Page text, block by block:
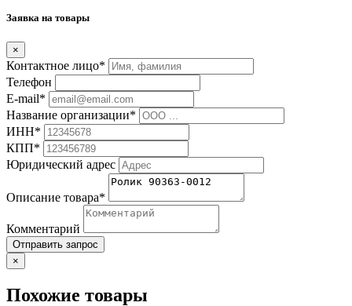
Заявка на товары
×
Контактное лицо*
Телефон
E-mail*
Название организации*
ИНН*
КПП*
Юридический адрес
Описание товара*
Комментарий
Отправить запрос
×
Похожие товары